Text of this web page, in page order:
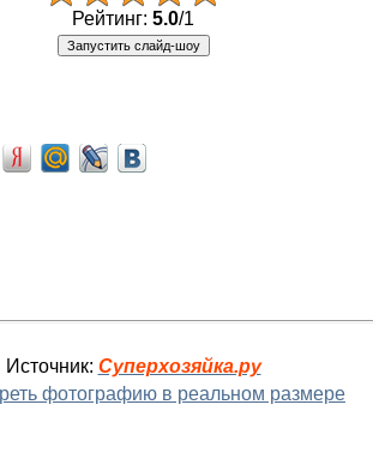
Рейтинг: 5.0/1
Источник: Суперхозяйка.ру
фотографию в реальном размере